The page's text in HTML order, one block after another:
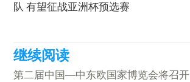
队 有望征战亚洲杯预选赛
第二届中国—中东欧国家博览会将召开